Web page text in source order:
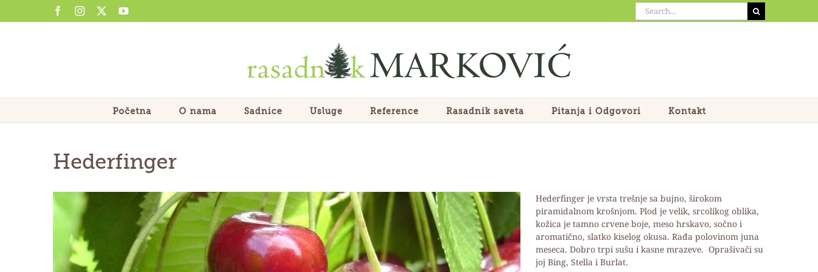
FacebookInstagram YouTube
Search
for:
Početna O nama Sadnice Usluge Reference Rasadnik saveta Pitanja i Odgovori Kontakt
Hederfinger
Hederfinger je vrsta trešnje sa bujno, širokom
piramidalnom krošnjom. Plod je velik, srcolikog oblika,
kožica je tamno crvene boje, meso hrskavo, sočno i
aromatično, slatko kiselog okusa. Rađa polovinom juna
meseca. Dobro trpi sušu i kasne mrazeve. Oprašivači su
joj Bing, Stella i Burlat.